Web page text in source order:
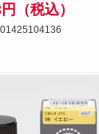
（税込）